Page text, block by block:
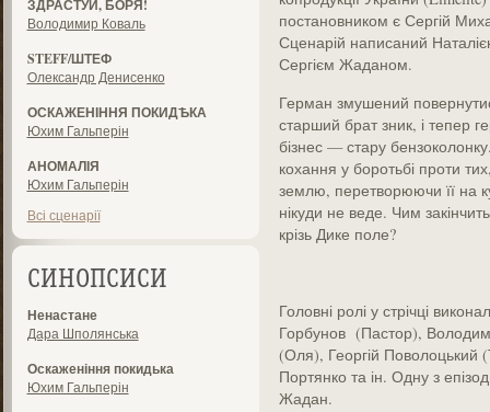
ЗДРАСТУЙ, БОРЯ!
Володимир Коваль
STEFF/ШТЕФ
Олександр Денисенко
ОСКАЖЕНІННЯ ПОКИДѢКА
Юхим Гальперін
АНОМАЛІЯ
Юхим Гальперін
Всі сценарії
СИНОПСИСИ
Ненастане
Дара Шполянська
Оскаженіння покидька
Юхим Гальперін
постановником є Сергій
Сценарій написаний
Сергієм Жаданом.
Герман змушений
старший брат зник, і тепер
бізнес — стару
кохання у боротьбі проти
землю, перетворюючи її на
нікуди не веде. Чим
крізь Дике поле?
Головні ролі у стрічці
Горбунов (Пастор),
(Оля), Георгій Поволоцький
Портянко та ін. Одну з
Жадан.